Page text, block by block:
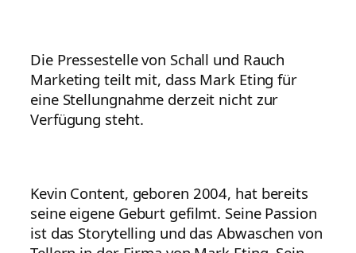
Die Pressestelle von Schall und Rauch
Marketing teilt mit, dass Mark Eting für
eine Stellungnahme derzeit nicht zur
Verfügung steht.
Kevin Content, geboren 2004, hat bereits
seine eigene Geburt gefilmt. Seine Passion
ist das Storytelling und das Abwaschen von